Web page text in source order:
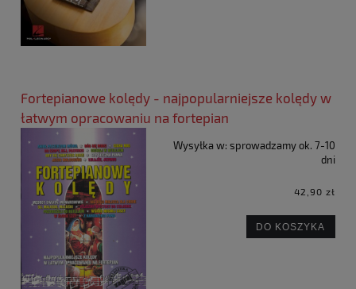
Fortepianowe kolędy - najpopularniejsze kolędy w
łatwym opracowaniu na fortepian
Wysyłka w: sprowadzamy ok. 7-10
dni
42,90 zł
DO KOSZYKA